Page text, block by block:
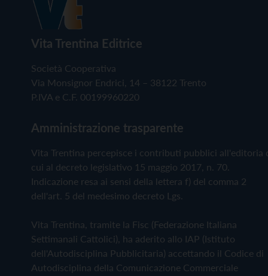
Vita Trentina Editrice
Società Cooperativa
Via Monsignor Endrici, 14 – 38122 Trento
P.IVA e C.F. 00199960220
Amministrazione trasparente
Vita Trentina percepisce i contributi pubblici all'editoria
cui al decreto legislativo 15 maggio 2017, n. 70.
Indicazione resa ai sensi della lettera f) del comma 2
dell'art. 5 del medesimo decreto Lgs.
Vita Trentina, tramite la Fisc (Federazione Italiana
Settimanali Cattolici), ha aderito allo IAP (Istituto
dell'Autodisciplina Pubblicitaria) accettando il Codice di
Autodisciplina della Comunicazione Commerciale